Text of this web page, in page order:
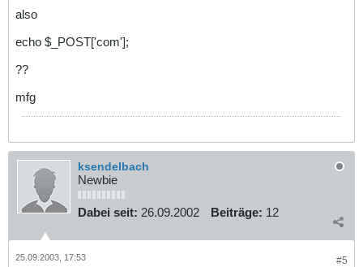
also
echo $_POST['com'];
??
mfg
ksendelbach
Newbie
Dabei seit: 26.09.2002 Beiträge: 12
#5
25.09.2003, 17:53